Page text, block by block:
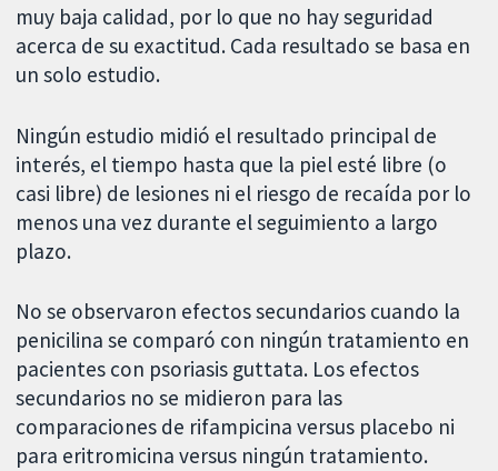
muy baja calidad, por lo que no hay seguridad
acerca de su exactitud. Cada resultado se basa en
un solo estudio.
Ningún estudio midió el resultado principal de
interés, el tiempo hasta que la piel esté libre (o
casi libre) de lesiones ni el riesgo de recaída por lo
menos una vez durante el seguimiento a largo
plazo.
No se observaron efectos secundarios cuando la
penicilina se comparó con ningún tratamiento en
pacientes con psoriasis guttata. Los efectos
secundarios no se midieron para las
comparaciones de rifampicina versus placebo ni
para eritromicina versus ningún tratamiento.